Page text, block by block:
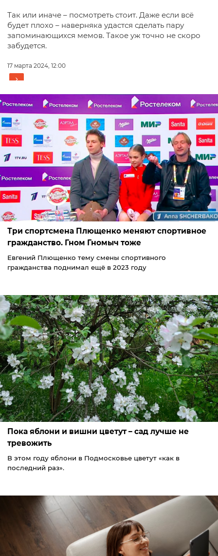
Так или иначе – посмотреть стоит. Даже если всё
будет плохо – наверняка удастся сделать пару
запоминающихся мемов. Такое уж точно не скоро
забудется.
17 марта 2024, 12:00
Три спортсмена Плющенко меняют спортивное
гражданство. Гном Гномыч тоже
Евгений Плющенко тему смены спортивного
гражданства поднимал ещё в 2023 году
Пока яблони и вишни цветут – сад лучше не
тревожить
В этом году яблони в Подмосковье цветут «как в
последний раз».